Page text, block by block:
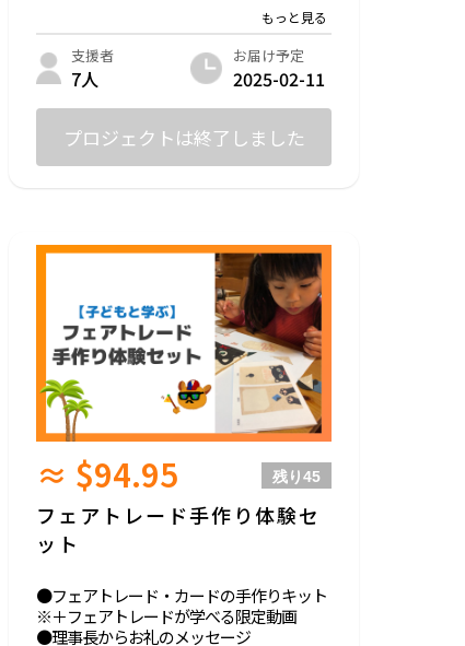
-------------------------------
※ココナッツ製品を通してフィリピンの貧
困問題に取り組むcocowel様から提供いた
だきました（公式サイト https://www.co
支援者
7人
お届け予定
2025-02-11
プロジェクトは終了しました
≈ $94.95 残り45
フェアトレード手作り体験セ
ット
●フェアトレード・カードの手作りキット
※＋フェアトレードが学べる限定動画
●理事長からお礼のメッセージ